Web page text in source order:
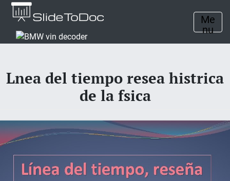
Me
nu
Lnea del tiempo resea histrica
de la fsica